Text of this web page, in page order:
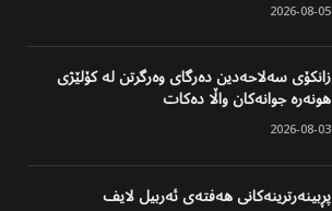
2026-08-05
زانکۆی سەلاحەدین دەرگای وەرگرتن لە کۆلێژی
هونەرە جوانەکان واڵا دەکات
2026-08-03
پڕبینەرترینەکانی هەفتەی ئەربیل لایف